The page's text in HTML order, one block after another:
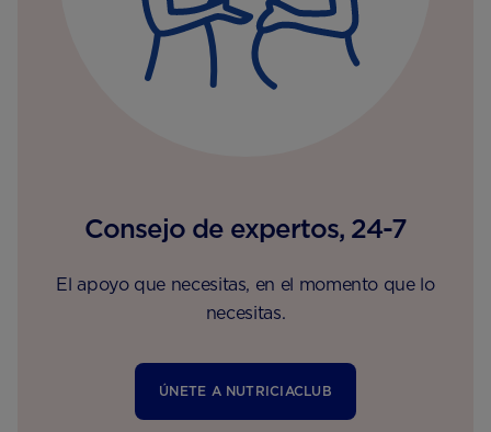
Consejo de expertos, 24-7
El apoyo que necesitas, en el momento que lo
necesitas.
ÚNETE A NUTRICIACLUB